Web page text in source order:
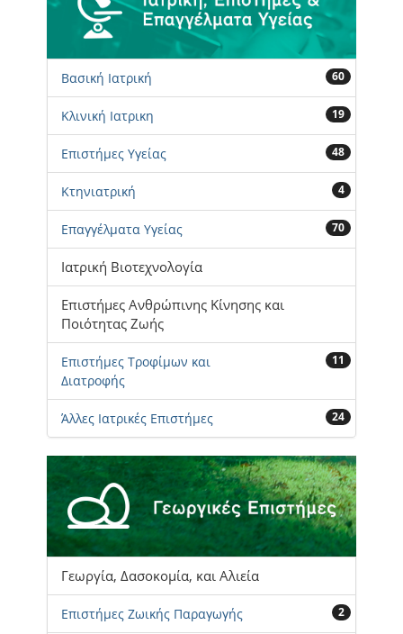
Βασική Ιατρική 60
Κλινική Ιατρικη 19
Επιστήμες Υγείας 48
Κτηνιατρική 4
Επαγγέλματα Υγείας 70
Ιατρική Βιοτεχνολογία
Επιστήμες Ανθρώπινης Κίνησης και
Ποιότητας Ζωής
Επιστήμες Τροφίμων και
Διατροφής
11
Άλλες Ιατρικές Επιστήμες 24
Γεωργία, Δασοκομία, και Αλιεία
Επιστήμες Ζωικής Παραγωγής 2